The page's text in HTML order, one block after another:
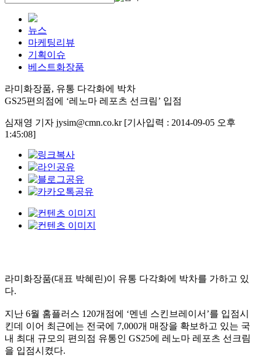
뉴스
마케팅리뷰
기획이슈
베스트화장품
라미화장품, 유통 다각화에 박차
GS25편의점에 ‘레노마 레포츠 선크림’ 입점
심재영 기자 jysim@cmn.co.kr [기사입력 : 2014-09-05 오후
1:45:08]
라미화장품(대표 박혜린)이 유통 다각화에 박차를 가하고 있
다.
지난 6월 홈플러스 120개점에 ‘멘넨 스킨브레이서’를 입점시
킨데 이어 최근에는 전국에 7,000개 매장을 확보하고 있는 국
내 최대 규모의 편의점 유통인 GS25에 레노마 레포츠 선크림
을 입점시켰다.